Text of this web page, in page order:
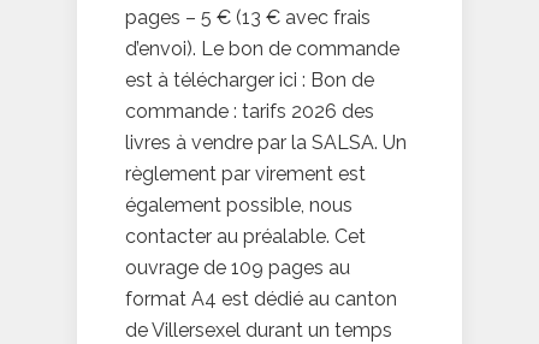
pages – 5 € (13 € avec frais
d’envoi). Le bon de commande
est à télécharger ici : Bon de
commande : tarifs 2026 des
livres à vendre par la SALSA. Un
règlement par virement est
également possible, nous
contacter au préalable. Cet
ouvrage de 109 pages au
format A4 est dédié au canton
de Villersexel durant un temps